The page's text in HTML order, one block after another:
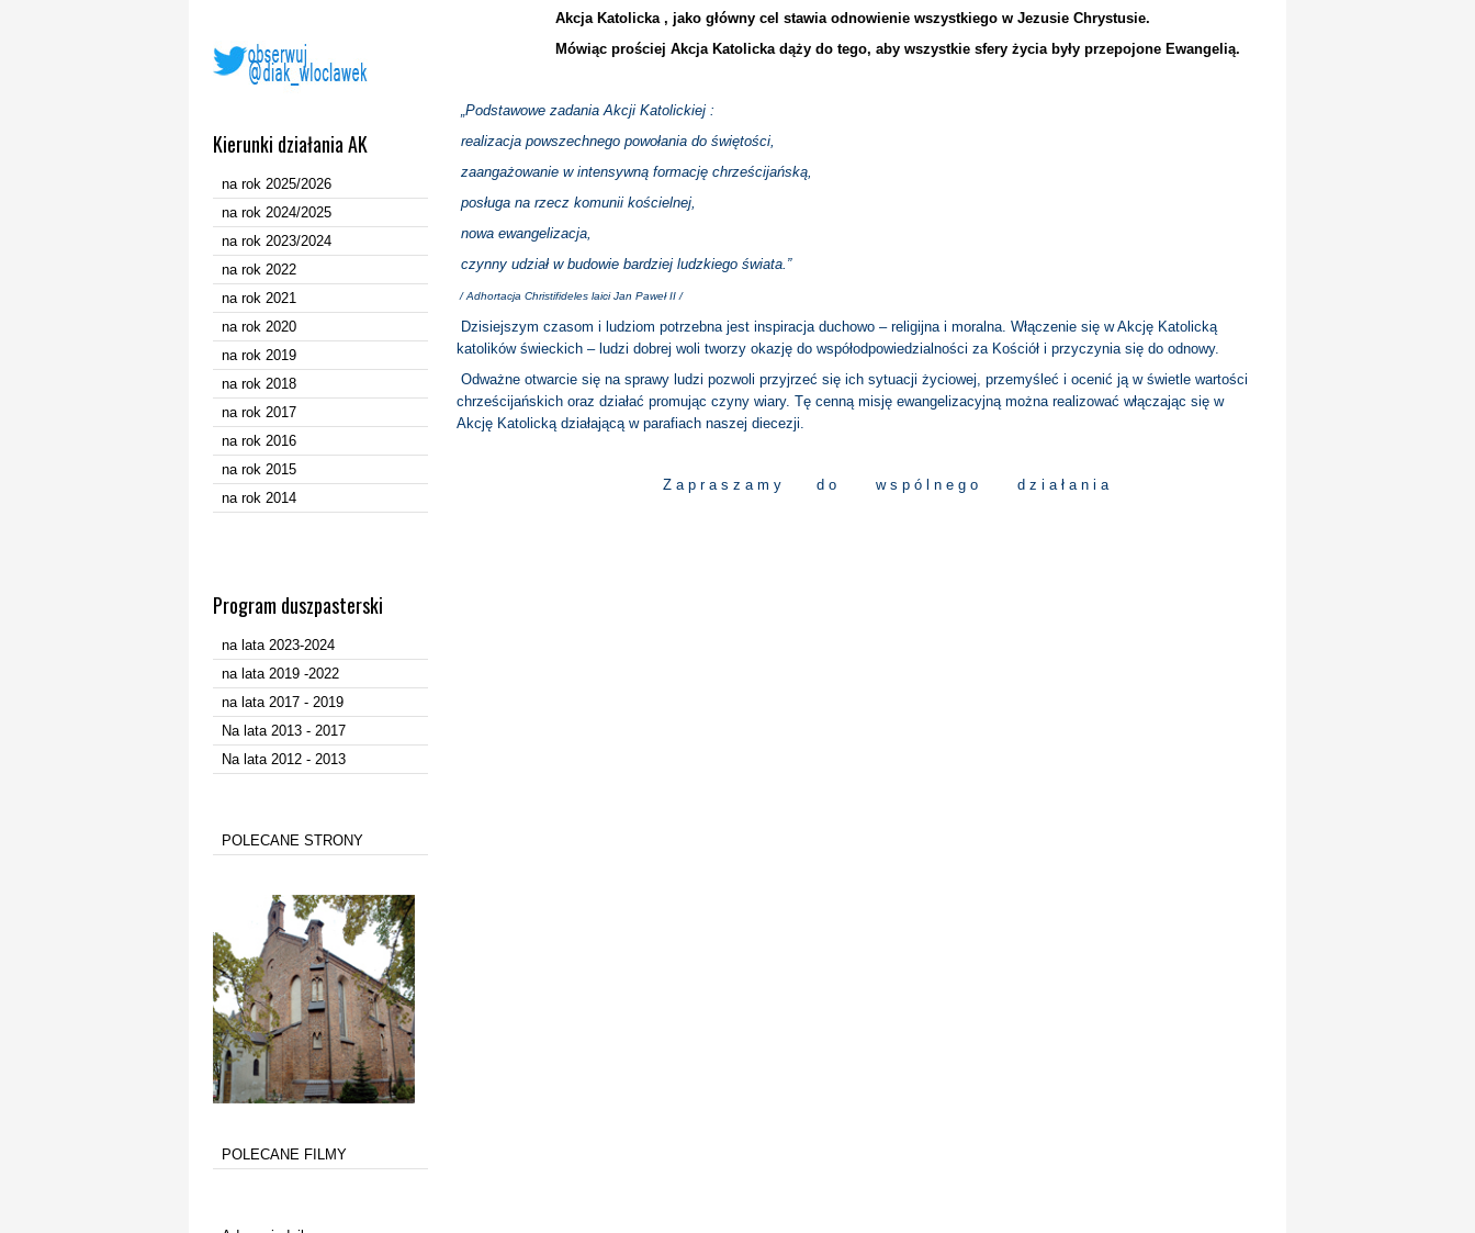
Kierunki działania AK
na rok 2025/2026
na rok 2024/2025
na rok 2023/2024
na rok 2022
na rok 2021
na rok 2020
na rok 2019
na rok 2018
na rok 2017
na rok 2016
na rok 2015
na rok 2014
Program duszpasterski
na lata 2023-2024
na lata 2019 -2022
na lata 2017 - 2019
Na lata 2013 - 2017
Na lata 2012 - 2013
POLECANE STRONY
POLECANE FILMY
Akcja Katolicka , jako główny cel stawia odnowienie wszystkiego w Jezusie Chrystusie.
Mówiąc prościej Akcja Katolicka dąży do tego, aby wszystkie sfery życia były przepojone Ewangelią.
„Podstawowe zadania Akcji Katolickiej :
realizacja powszechnego powołania do świętości,
zaangażowanie w intensywną formację chrześcijańską,
posługa na rzecz komunii kościelnej,
nowa ewangelizacja,
czynny udział w budowie bardziej ludzkiego świata.”
/ Adhortacja Christifideles laici Jan Paweł II /
Dzisiejszym czasom i ludziom potrzebna jest inspiracja duchowo – religijna i moralna. Włączenie się w Akcję Katolicką
katolików świeckich – ludzi dobrej woli tworzy okazję do współodpowiedzialności za Kościół i przyczynia się do odnowy.
Odważne otwarcie się na sprawy ludzi pozwoli przyjrzeć się ich sytuacji życiowej, przemyśleć i ocenić ją w świetle wartości
chrześcijańskich oraz działać promując czyny wiary. Tę cenną misję ewangelizacyjną można realizować włączając się w
Akcję Katolicką działającą w parafiach naszej diecezji.
Z a p r a s z a m y d o w s p ó l n e g o d z i a ł a n i a